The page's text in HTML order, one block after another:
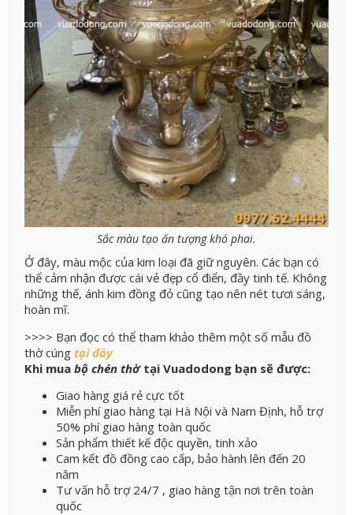
Sắc màu tạo ấn tượng khó phai.
Ở đây, màu mộc của kim loại đã giữ nguyên. Các bạn có
thể cảm nhận được cái vẻ đẹp cổ điển, đầy tinh tế. Không
những thế, ánh kim đồng đỏ cũng tạo nên nét tươi sáng,
hoàn mĩ.
>>>> Bạn đọc có thể tham khảo thêm một số mẫu đồ
thờ cúng tại đây
Khi mua bộ chén thờtại Vuadodong bạn sẽ được:
Giao hàng giá rẻ cực tốt
Miễn phí giao hàng tại Hà Nội và Nam Định, hỗ trợ
50% phí giao hàng toàn quốc
Sản phẩm thiết kế độc quyền, tinh xảo
Cam kết đồ đồng cao cấp, bảo hành lên đến 20
năm
Tư vấn hỗ trợ 24/7 , giao hàng tận nơi trên toàn
quốc